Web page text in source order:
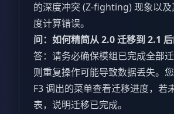
的深度冲突 (Z-fighting) 现象以及
度计算错误。
问：如何精简从 2.0 迁移到 2.1 后
答：请务必确保模组已完成全部
则重复操作可能导致数据丢失。
F3 调出的菜单查看迁移进度，若
表，说明迁移已完成。